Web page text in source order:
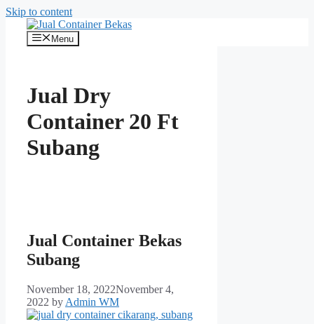
Skip to content
Menu
Jual Dry
Container 20 Ft
Subang
Jual Container Bekas
Subang
November 18, 2022November 4,
2022 by Admin WM